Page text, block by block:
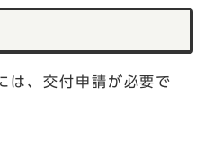
は、交付申請が必要で